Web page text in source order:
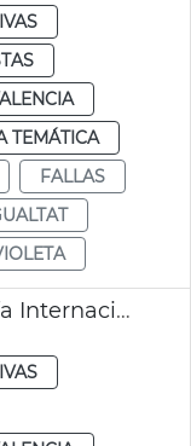
TEMÁTICA
FALLAS
Campaña municipal 8M-Día Internacional de las Mujeres